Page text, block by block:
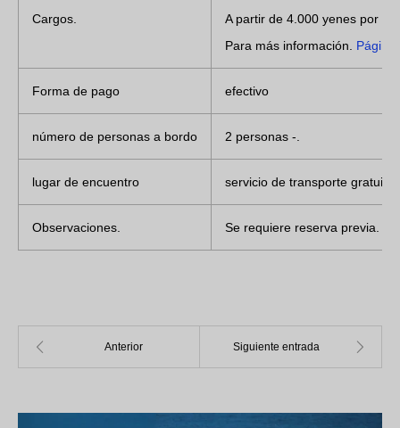
Cargos.
A partir de 4.000 yenes por
Para más información. Página
Forma de pago efectivo
número de personas a bordo 2 personas -.
lugar de encuentro servicio de transporte gratuito
Observaciones. Se requiere reserva previa.